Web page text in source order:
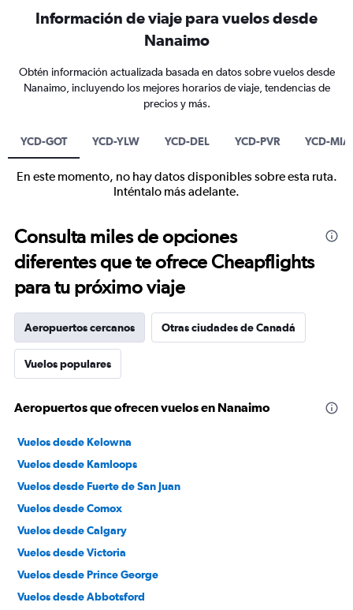
Información de viaje para vuelos desde
Nanaimo
Obtén información actualizada basada en datos sobre vuelos desde
Nanaimo, incluyendo los mejores horarios de viaje, tendencias de
precios y más.
YCD-GOT YCD-YLW YCD-DEL YCD-PVR YCD-MIA
En este momento, no hay datos disponibles sobre esta ruta.
Inténtalo más adelante.
Consulta miles de opciones
diferentes que te ofrece Cheapflights
para tu próximo viaje
Aeropuertos cercanos Otras ciudades de Canadá
Vuelos populares
Aeropuertos que ofrecen vuelos en Nanaimo
Vuelos desde Kelowna
Vuelos desde Kamloops
Vuelos desde Fuerte de San Juan
Vuelos desde Comox
Vuelos desde Calgary
Vuelos desde Victoria
Vuelos desde Prince George
Vuelos desde Abbotsford